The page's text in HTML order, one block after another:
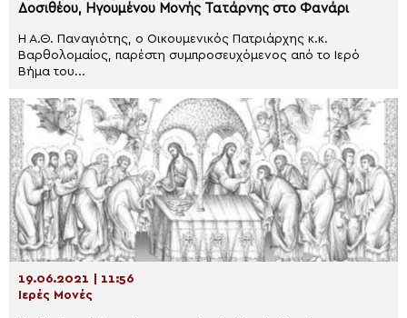
Δοσιθέου, Ηγουμένου Μονής Τατάρνης στο Φανάρι
Η Α.Θ. Παναγιότης, ο Οικουμενικός Πατριάρχης κ.κ.
Βαρθολομαίος, παρέστη συμπροσευχόμενος από το Ιερό
Βήμα του...
19.06.2021 | 11:56
Ιερές Μονές